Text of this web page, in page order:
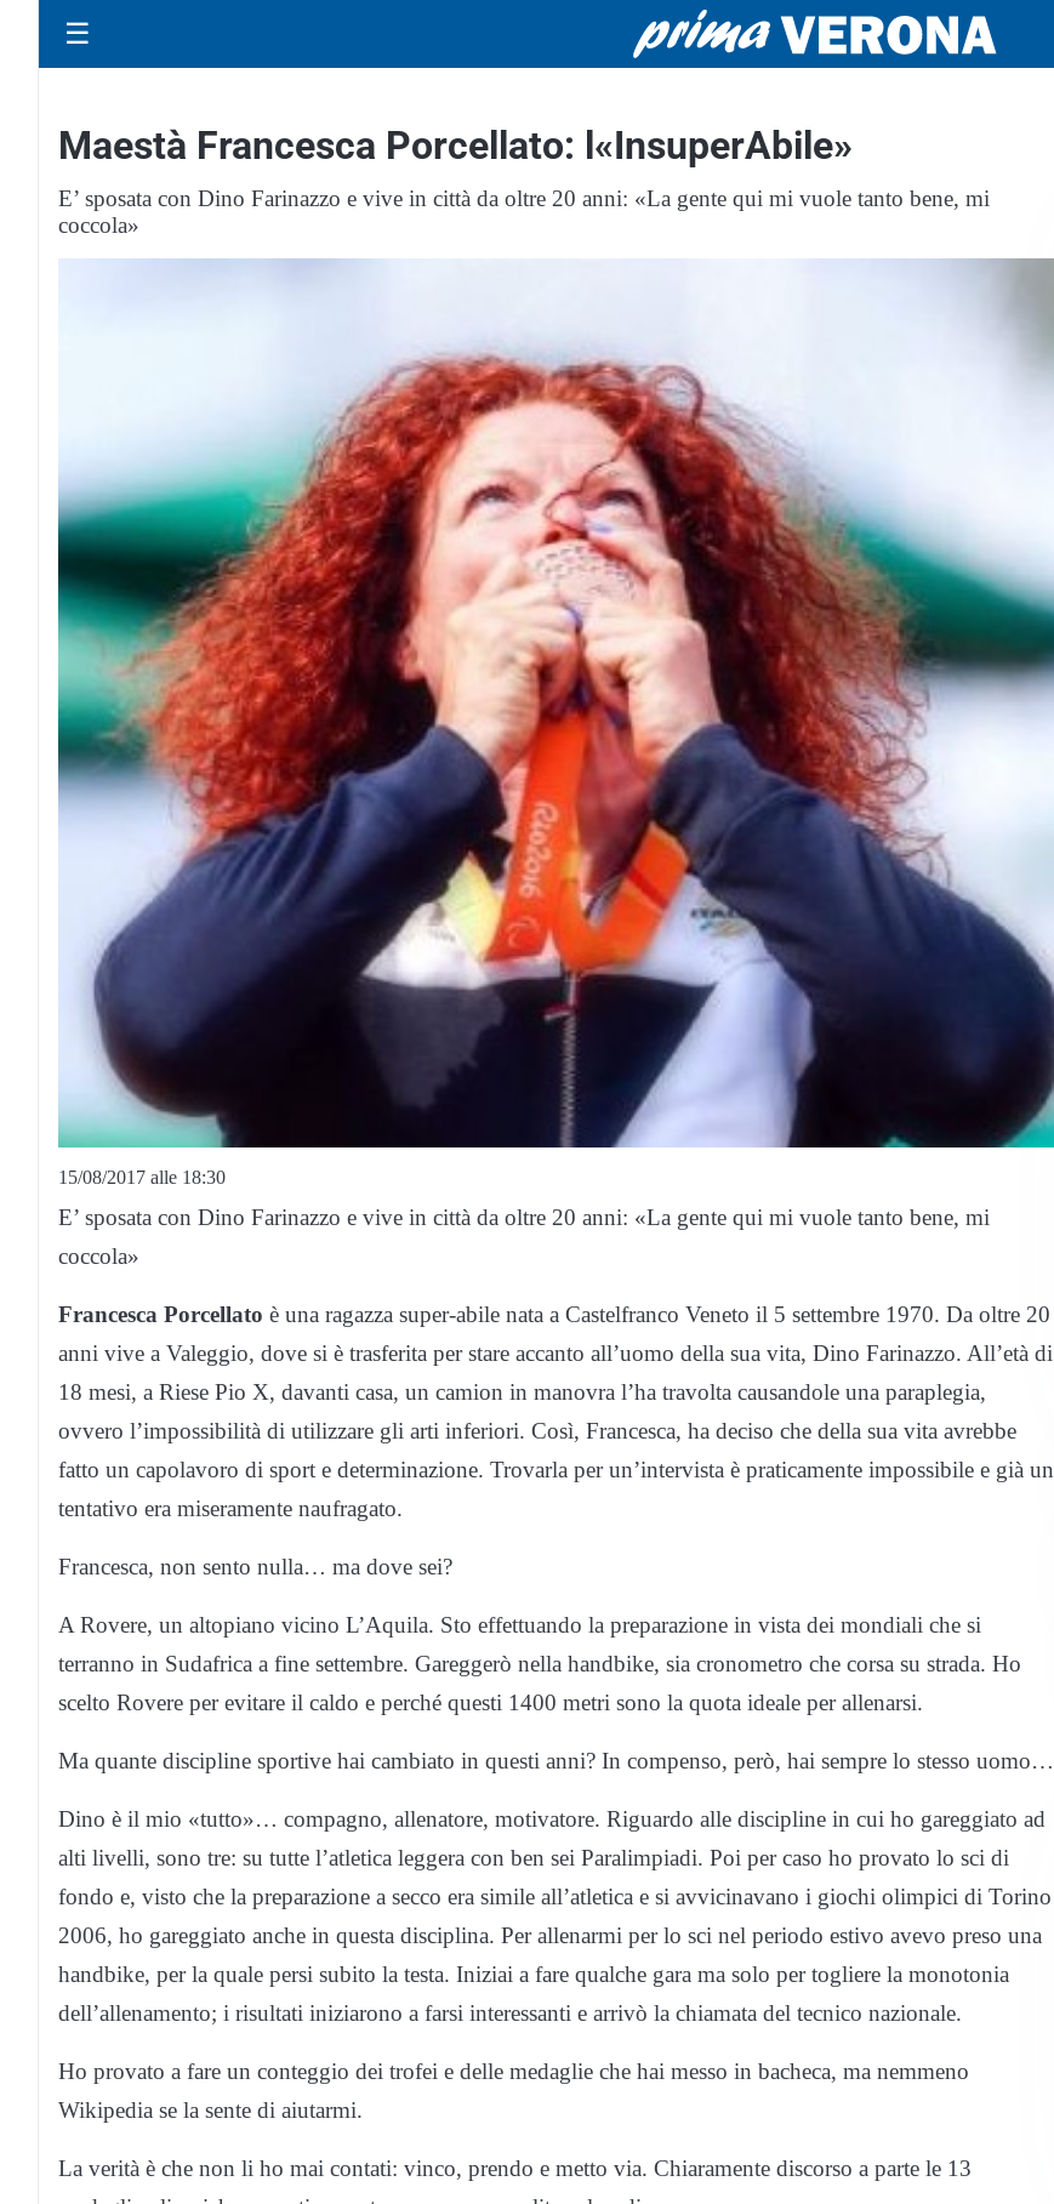
☰
Maestà Francesca Porcellato: l«InsuperAbile»
E’ sposata con Dino Farinazzo e vive in città da oltre 20 anni: «La gente qui mi vuole tanto bene, mi
coccola»
15/08/2017 alle 18:30
E’ sposata con Dino Farinazzo e vive in città da oltre 20 anni: «La gente qui mi vuole tanto bene, mi
coccola»
Francesca Porcellato è una ragazza super-abile nata a Castelfranco Veneto il 5 settembre 1970. Da oltre 20
anni vive a Valeggio, dove si è trasferita per stare accanto all’uomo della sua vita, Dino Farinazzo. All’età di
18 mesi, a Riese Pio X, davanti casa, un camion in manovra l’ha travolta causandole una paraplegia,
ovvero l’impossibilità di utilizzare gli arti inferiori. Così, Francesca, ha deciso che della sua vita avrebbe
fatto un capolavoro di sport e determinazione. Trovarla per un’intervista è praticamente impossibile e già un
tentativo era miseramente naufragato.
Francesca, non sento nulla… ma dove sei?
A Rovere, un altopiano vicino L’Aquila. Sto effettuando la preparazione in vista dei mondiali che si
terranno in Sudafrica a fine settembre. Gareggerò nella handbike, sia cronometro che corsa su strada. Ho
scelto Rovere per evitare il caldo e perché questi 1400 metri sono la quota ideale per allenarsi.
Ma quante discipline sportive hai cambiato in questi anni? In compenso, però, hai sempre lo stesso uomo…
Dino è il mio «tutto»… compagno, allenatore, motivatore. Riguardo alle discipline in cui ho gareggiato ad
alti livelli, sono tre: su tutte l’atletica leggera con ben sei Paralimpiadi. Poi per caso ho provato lo sci di
fondo e, visto che la preparazione a secco era simile all’atletica e si avvicinavano i giochi olimpici di Torino
2006, ho gareggiato anche in questa disciplina. Per allenarmi per lo sci nel periodo estivo avevo preso una
handbike, per la quale persi subito la testa. Iniziai a fare qualche gara ma solo per togliere la monotonia
dell’allenamento; i risultati iniziarono a farsi interessanti e arrivò la chiamata del tecnico nazionale.
Ho provato a fare un conteggio dei trofei e delle medaglie che hai messo in bacheca, ma nemmeno
Wikipedia se la sente di aiutarmi.
La verità è che non li ho mai contati: vinco, prendo e metto via. Chiaramente discorso a parte le 13